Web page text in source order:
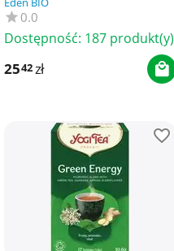
0.0
Dostępność: 187 produkt(y)
2542zł